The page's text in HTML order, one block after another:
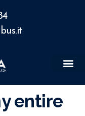
entire